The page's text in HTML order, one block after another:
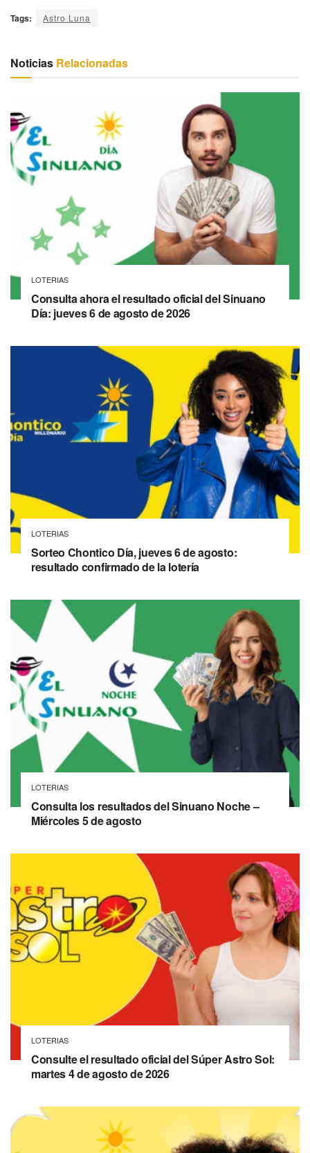
Tags: Astro Luna
Noticias Relacionadas
LOTERIAS
Consulta ahora el resultado oficial del Sinuano
Día: jueves 6 de agosto de 2026
LOTERIAS
Sorteo Chontico Día, jueves 6 de agosto:
resultado confirmado de la lotería
LOTERIAS
Consulta los resultados del Sinuano Noche –
Miércoles 5 de agosto
LOTERIAS
Consulte el resultado oficial del Súper Astro Sol:
martes 4 de agosto de 2026